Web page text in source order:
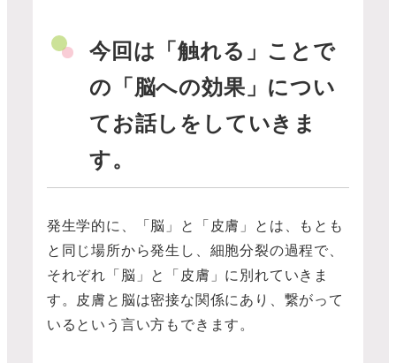
今回は「触れる」ことで
の「脳への効果」につい
てお話しをしていきま
す。
発生学的に、「脳」と「皮膚」とは、もとも
と同じ場所から発生し、細胞分裂の過程で、
それぞれ「脳」と「皮膚」に別れていきま
す。皮膚と脳は密接な関係にあり、繋がって
いるという言い方もできます。